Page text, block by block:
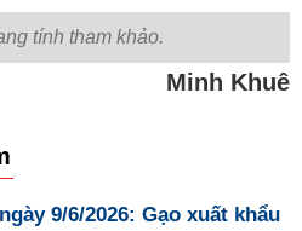
tính tham khảo.
Minh Khuê
9/6/2026: Gạo xuất khẩu